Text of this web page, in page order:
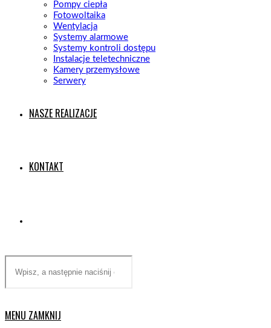
Pompy ciepła
Fotowoltaika
Wentylacja
Systemy alarmowe
Systemy kontroli dostępu
Instalacje teletechniczne
Kamery przemysłowe
Serwery
NASZE REALIZACJE
KONTAKT
this
MENU ZAMKNIJ